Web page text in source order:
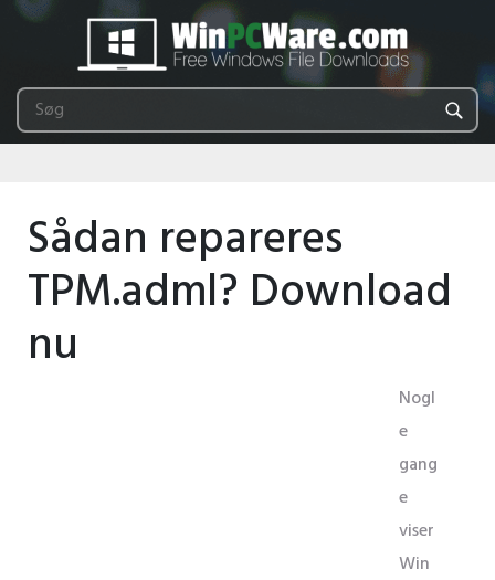
Sådan repareres
TPM.adml? Download
nu
Nogl
e
gang
e
viser
Win